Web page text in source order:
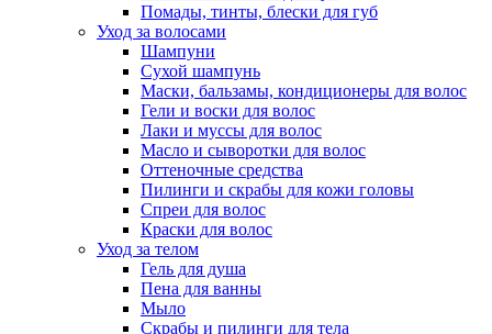
Помады, тинты, блески для губ
Уход за волосами
Шампуни
Сухой шампунь
Маски, бальзамы, кондиционеры для волос
Гели и воски для волос
Лаки и муссы для волос
Масло и сыворотки для волос
Оттеночные средства
Пилинги и скрабы для кожи головы
Спреи для волос
Краски для волос
Уход за телом
Гель для душа
Пена для ванны
Мыло
Скрабы и пилинги для тела